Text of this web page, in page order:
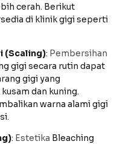
cerah. Berikut
di klinik gigi seperti
(Scaling): Pembersihan
gigi secara rutin dapat
gigi yang
dan kuning.
warna alami gigi
: Estetika Bleaching